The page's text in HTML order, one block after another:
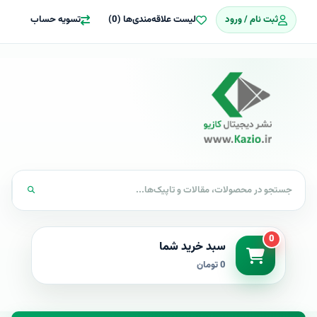
ثبت نام / ورود لیست علاقه‌مندی‌ها (0) تسویه حساب
0 سبد خرید شما
0 تومان